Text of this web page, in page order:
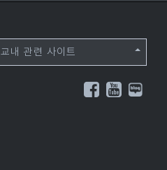
교내 관련 사이트